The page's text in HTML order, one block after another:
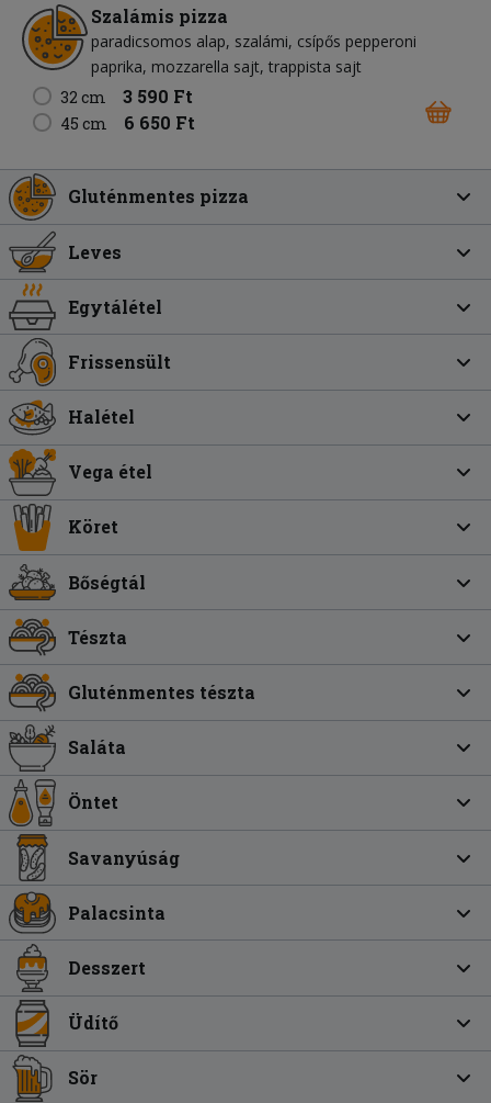
Szalámis pizza
paradicsomos alap szalámi csípős pepperoni
paprika mozzarella sajt trappista sajt
32 cm
3 590 Ft
45 cm 6 650 Ft
Gluténmentes pizza
Leves
Egytálétel
Frissensült
Halétel
Vega étel
Köret
Bőségtál
Tészta
Gluténmentes tészta
Saláta
Öntet
Savanyúság
Palacsinta
Desszert
Üdítő
Sör